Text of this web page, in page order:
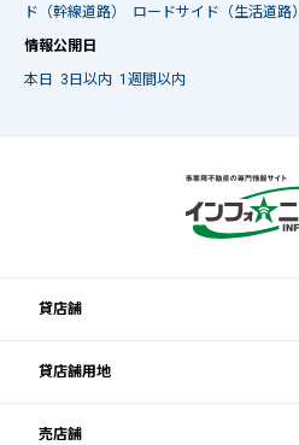
ド（幹線道路）
ロードサイド（生活道路）
情報公開日
本日
3日以内 1週間以内
貸店舗
貸店舗用地
売店舗